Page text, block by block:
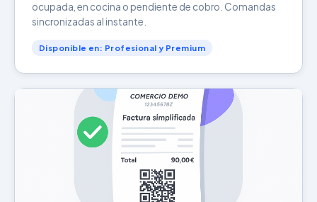
ocupada, en cocina o pendiente de cobro. Comandas
sincronizadas al instante.
Disponible en: Profesional y Premium